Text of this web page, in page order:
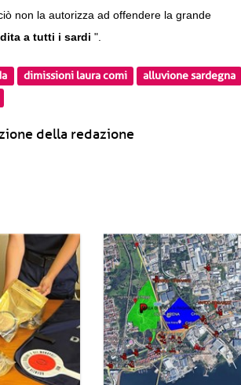
non la autorizza ad offendere la grande
a tutti i sardi ".
dimissioni laura comi
alluvione sardegna
della redazione